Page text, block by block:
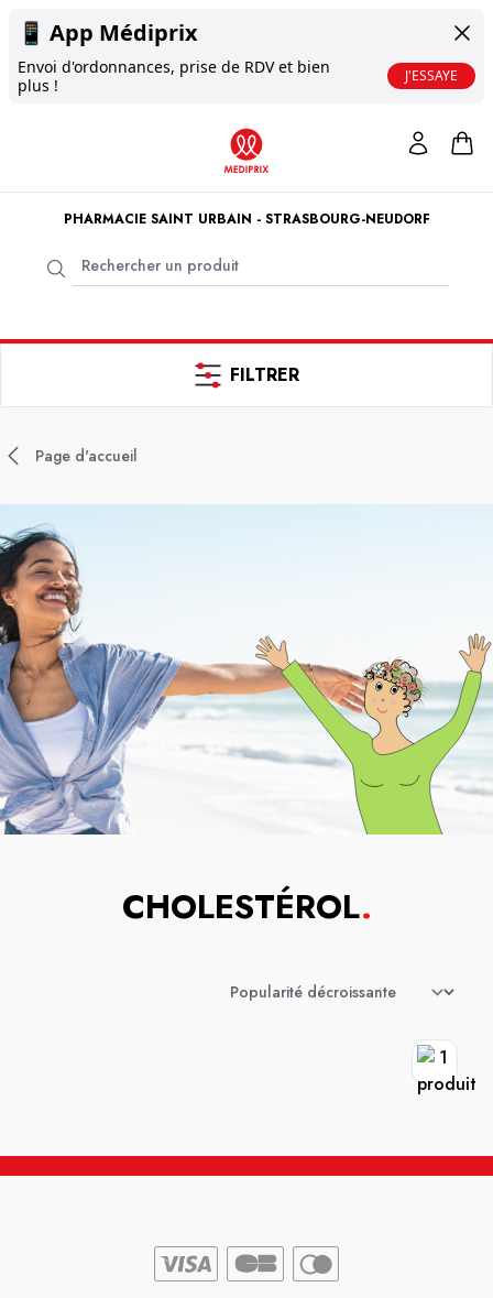
📱 App Médiprix
Envoi d'ordonnances, prise de RDV et bien
plus !
J'ESSAYE
PHARMACIE SAINT URBAIN - STRASBOURG-NEUDORF
FILTRER
Page d'accueil
CHOLESTÉROL.